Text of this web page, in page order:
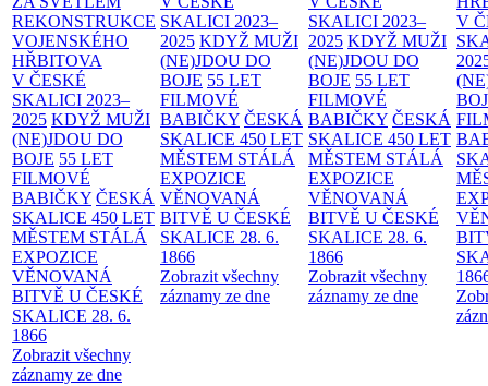
REKONSTRUKCE
VOJENSKÉHO
HŘBITOVA
V ČESKÉ
SKALICI 2023–
2025 KDYŽ MUŽI
(NE)JDOU DO
BOJE 55 LET
FILMOVÉ
BABIČKY ČESKÁ
SKALICE 450 LET
MĚSTEM STÁLÁ
EXPOZICE
VĚNOVANÁ
BITVĚ U ČESKÉ
SKALICE 28. 6.
1866
Zobrazit všechny
záznamy ze dne
SKALICI 2023–
2025 KDYŽ MUŽI
(NE)JDOU DO
BOJE 55 LET
FILMOVÉ
BABIČKY ČESKÁ
SKALICE 450 LET
MĚSTEM STÁLÁ
EXPOZICE
VĚNOVANÁ
BITVĚ U ČESKÉ
SKALICE 28. 6.
1866
Zobrazit všechny
záznamy ze dne
SKALICI 2023–
2025 KDYŽ MUŽI
(NE)JDOU DO
BOJE 55 LET
FILMOVÉ
BABIČKY ČESKÁ
SKALICE 450 LET
MĚSTEM STÁLÁ
EXPOZICE
VĚNOVANÁ
BITVĚ U ČESKÉ
SKALICE 28. 6.
1866
Zobrazit všechny
záznamy ze dne
V